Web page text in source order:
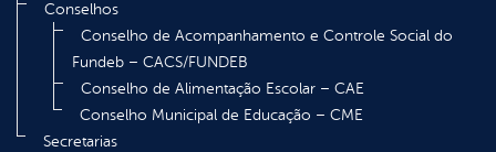
Conselhos
Conselho de Acompanhamento e Controle Social do
Fundeb – CACS/FUNDEB
Conselho de Alimentação Escolar – CAE
Conselho Municipal de Educação – CME
Secretarias